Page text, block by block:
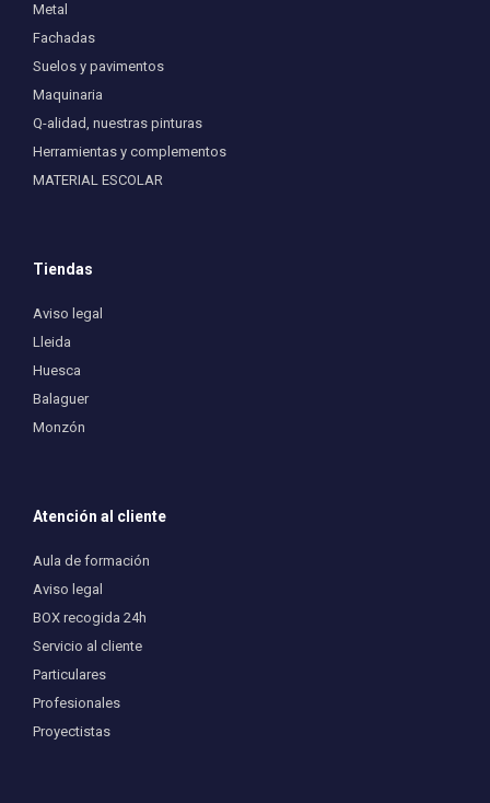
Metal
Fachadas
Suelos y pavimentos
Maquinaria
Q-alidad, nuestras pinturas
Herramientas y complementos
MATERIAL ESCOLAR
Tiendas
Aviso legal
Lleida
Huesca
Balaguer
Monzón
Atención al cliente
Aula de formación
Aviso legal
BOX recogida 24h
Servicio al cliente
Particulares
Profesionales
Proyectistas